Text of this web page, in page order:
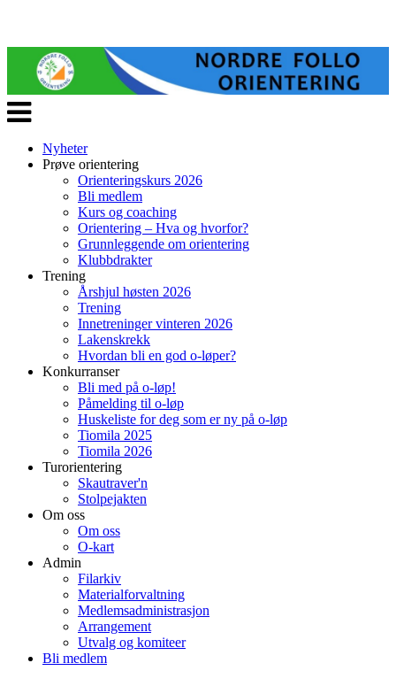
Veksle
navigasjon
Nyheter
Prøve orientering
Orienteringskurs 2026
Bli medlem
Kurs og coaching
Orientering – Hva og hvorfor?
Grunnleggende om orientering
Klubbdrakter
Trening
Årshjul høsten 2026
Trening
Innetreninger vinteren 2026
Lakenskrekk
Hvordan bli en god o-løper?
Konkurranser
Bli med på o-løp!
Påmelding til o-løp
Huskeliste for deg som er ny på o-løp
Tiomila 2025
Tiomila 2026
Turorientering
Skautraver'n
Stolpejakten
Om oss
Om oss
O-kart
Admin
Filarkiv
Materialforvaltning
Medlemsadministrasjon
Arrangement
Utvalg og komiteer
Bli medlem